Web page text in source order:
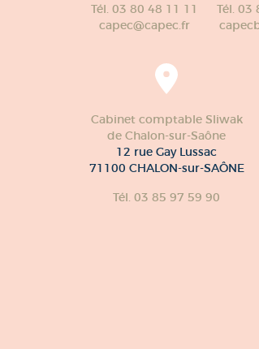
Tél. 03 80 48 11 11
capec@capec.fr
Tél. 03
Cabinet comptable Sliwak
de Chalon-sur-Saône
12 rue Gay Lussac
71100 CHALON-sur-SAÔNE
Tél. 03 85 97 59 90